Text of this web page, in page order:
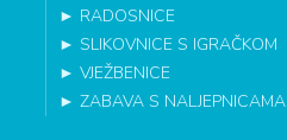
► RADOSNICE
►SLIKOVNICE S IGRAČKOM
►VJEŽBENICE
►ZABAVA S NALJEPNICAMA